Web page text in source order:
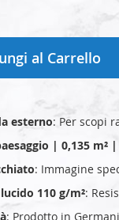
al Carrello
esterno: Per scopi
| 0,135 m²
: Immagine
110 g/m²:
: Prodotto in